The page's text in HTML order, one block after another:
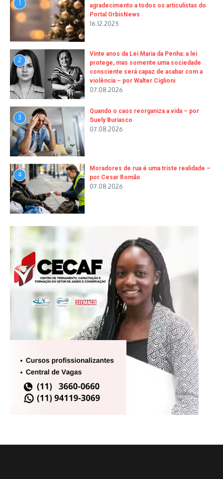
1
agradecimento a todos os articulistas do
Portal OrbisNews
16.12.2025
2
Vinte anos da Lei Maria da Penha: a lei
protege, mas somente uma sociedade
consciente será capaz de acabar com a
violência – por Walter Ciglioni
07.08.2026
3
Quando o caos reorganiza a vida – por
Suely Buriasco
07.08.2026
4
Moradores de rua é uma triste realidade –
por Cesar Romão
07.08.2026